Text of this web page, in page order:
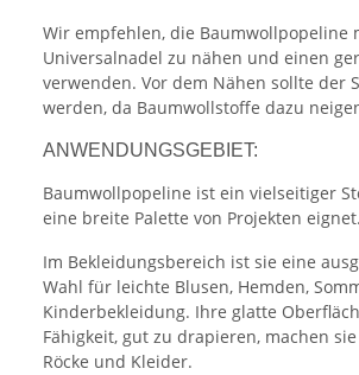
Wir empfehlen, die Baumwollpopeline
Universalnadel zu nähen und einen
verwenden. Vor dem Nähen sollte der
werden, da Baumwollstoffe dazu
ANWENDUNGSGEBIET:
Baumwollpopeline ist ein vielseitiger
eine breite Palette von Projekten eignet.
Im Bekleidungsbereich ist sie eine
Wahl für leichte Blusen, Hemden,
Kinderbekleidung. Ihre glatte
Fähigkeit, gut zu drapieren, machen
Röcke und Kleider.